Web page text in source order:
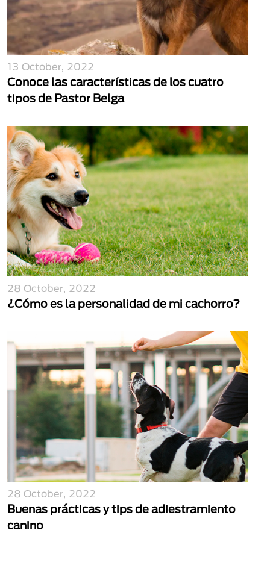
13 October, 2022
Conoce las características de los cuatro
tipos de Pastor Belga
28 October, 2022
¿Cómo es la personalidad de mi cachorro?
28 October, 2022
Buenas prácticas y tips de adiestramiento
canino